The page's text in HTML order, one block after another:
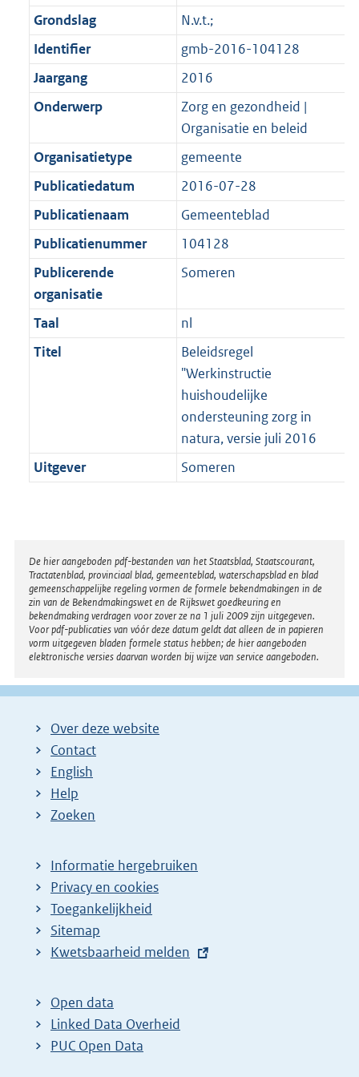
a
a
t
m
a
a
r
m
a
t
o
r
m
a
t
e
:
2
K
b
e
:
K
b
Grondslag
N.v.t.;
Identifier
gmb-2016-104128
Jaargang
2016
Onderwerp
Zorg en gezondheid |
Organisatie en beleid
Organisatietype
gemeente
Publicatiedatum
2016-07-28
Publicatienaam
Gemeenteblad
Publicatienummer
104128
Publicerende
organisatie
Someren
Taal
nl
Titel
Beleidsregel
"Werkinstructie
huishoudelijke
ondersteuning zorg in
natura, versie juli 2016
Uitgever
Someren
Disclaimer
De hier aangeboden pdf-bestanden van het Staatsblad, Staatscourant,
Tractatenblad, provinciaal blad, gemeenteblad, waterschapsblad en blad
gemeenschappelijke regeling vormen de formele bekendmakingen in de
zin van de Bekendmakingswet en de Rijkswet goedkeuring en
bekendmaking verdragen voor zover ze na 1 juli 2009 zijn uitgegeven.
Voor pdf-publicaties van vóór deze datum geldt dat alleen de in papieren
vorm uitgegeven bladen formele status hebben; de hier aangeboden
elektronische versies daarvan worden bij wijze van service aangeboden.
Over deze website
Contact
English
Help
Zoeken
Informatie hergebruiken
Privacy en cookies
Toegankelijkheid
Sitemap
E
t
e
r
Kwetsbaarheid melden
Open data
Linked Data Overheid
PUC Open Data